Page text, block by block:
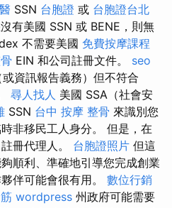
SSN 台胞證 或 台胞證台北
有美國 SSN 或 BENE，則無
不需要美國 免費按摩課程
EIN 和公司註冊文件。 seo
資訊報告義務）但不符合
尋人找人 美國 SSA（社會安
SSN 台中 按摩 整骨 來識別您
非移民工人身分。 但是，在
冊代理人。 台胞證照片 但這
順利、準確地引導您完成創業
伴可能會很有用。 數位行銷
wordpress 州政府可能需要